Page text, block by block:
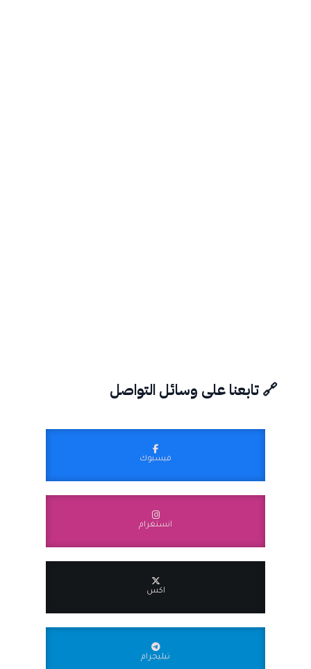
🔗 تابعنا على وسائل التواصل
فيسبوك
انستغرام
اكس
تيليجرام